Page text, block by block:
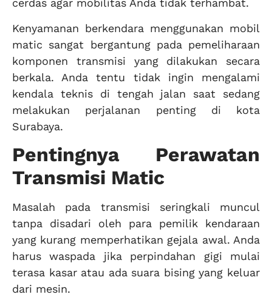
cerdas agar mobilitas Anda tidak terhambat.
Kenyamanan berkendara menggunakan mobil
matic sangat bergantung pada pemeliharaan
komponen transmisi yang dilakukan secara
berkala. Anda tentu tidak ingin mengalami
kendala teknis di tengah jalan saat sedang
melakukan perjalanan penting di kota
Surabaya.
Pentingnya Perawatan
Transmisi Matic
Masalah pada transmisi seringkali muncul
tanpa disadari oleh para pemilik kendaraan
yang kurang memperhatikan gejala awal. Anda
harus waspada jika perpindahan gigi mulai
terasa kasar atau ada suara bising yang keluar
dari mesin.